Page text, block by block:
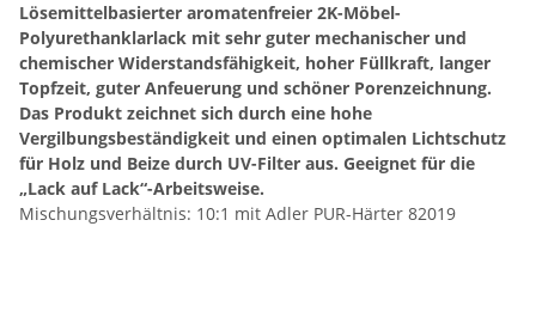
Lösemittelbasierter aromatenfreier 2K-Möbel-
Polyurethanklarlack mit sehr guter mechanischer und
chemischer Widerstandsfähigkeit, hoher Füllkraft, langer
Topfzeit, guter Anfeuerung und schöner Porenzeichnung.
Das Produkt zeichnet sich durch eine hohe
Vergilbungsbeständigkeit und einen optimalen Lichtschutz
für Holz und Beize durch UV-Filter aus. Geeignet für die
„Lack auf Lack“-Arbeitsweise.
Mischungsverhältnis: 10:1 mit Adler PUR-Härter 82019